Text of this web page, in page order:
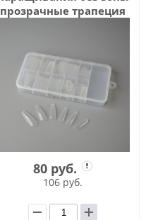
прозрачные трапеция
80 руб.
106 руб.